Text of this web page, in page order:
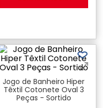
Jogo de Banheiro Hiper
Têxtil Cotonete Oval 3
Peças - Sortido